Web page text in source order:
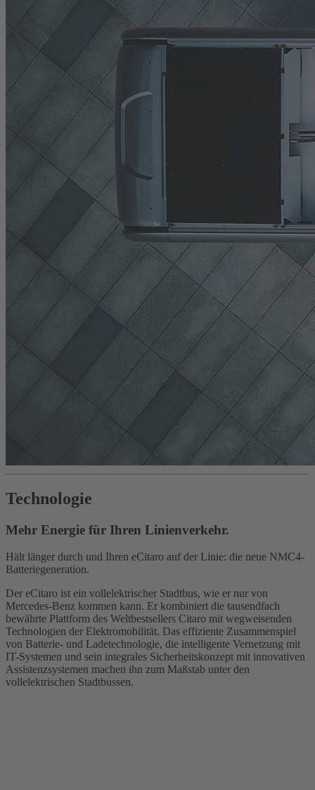
Technologie
Mehr Energie für Ihren Linienverkehr.
Hält länger durch und Ihren eCitaro auf der Linie: die neue NMC4-
Batteriegeneration.
Der eCitaro ist ein vollelektrischer Stadtbus, wie er nur von
Mercedes-Benz kommen kann. Er kombiniert die tausendfach
bewährte Plattform des Weltbestsellers Citaro mit wegweisenden
Technologien der Elektromobilität. Das effiziente Zusammenspiel
von Batterie- und Ladetechnologie, die intelligente Vernetzung mit
IT-Systemen und sein integrales Sicherheitskonzept mit innovativen
Assistenzsystemen machen ihn zum Maßstab unter den
vollelektrischen Stadtbussen.